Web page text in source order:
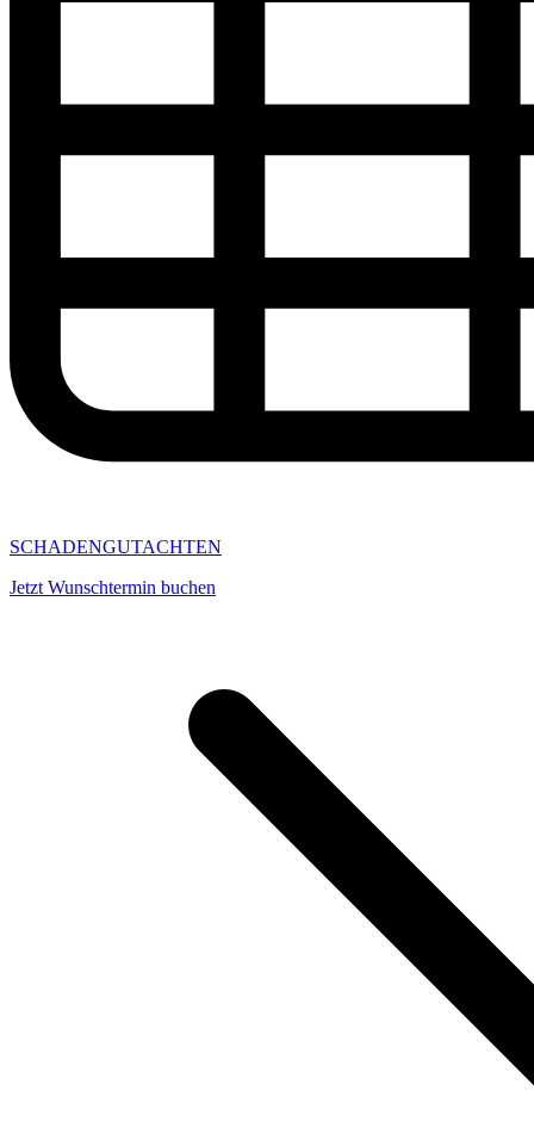
SCHADENGUTACHTEN
Jetzt Wunschtermin buchen